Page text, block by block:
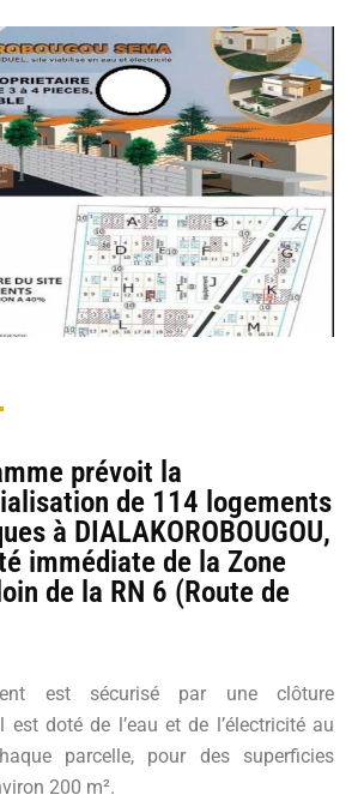
prévoit la
de 114 logements
à DIALAKOROBOUGOU,
immédiate de la Zone
de la RN 6 (Route de
est sécurisé par une clôture
est doté de l’eau et de l’électricité au
parcelle, pour des superficies
200 m².